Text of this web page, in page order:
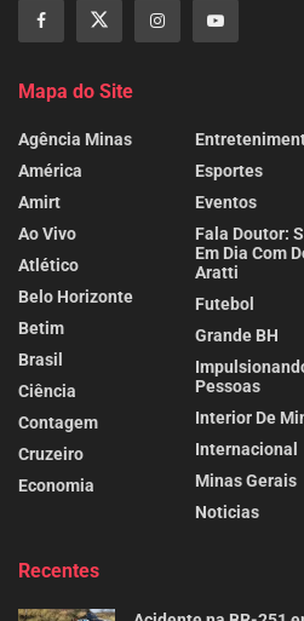
Mapa do Site
Agência Minas
América
Amirt
Ao Vivo
Atlético
Belo Horizonte
Betim
Brasil
Ciência
Contagem
Cruzeiro
Economia
Esportes
Eventos
Fala Doutor:
Em Dia Com
Aratti
Futebol
Grande BH
Pessoas
Interior De
Internacional
Minas Gerais
Noticias
Recentes